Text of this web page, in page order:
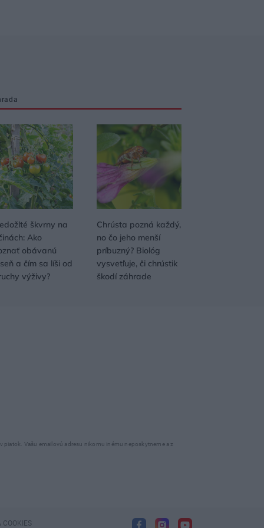
škvrny na
Ako
obávanú
a čím sa líši od
výživy?
Chrústa pozná každý,
no čo jeho menší
príbuzný? Biológ
vysvetľuje, či chrústik
škodí záhrade
Vašu emailovú adresu nikomu inému neposkytneme a z
COOKIES